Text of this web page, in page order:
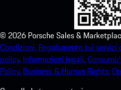
© 2026 Porsche Sales &
Condizioni. Regolamento sui
policy. Informazioni legali.
Policy. Business & Human Rights.